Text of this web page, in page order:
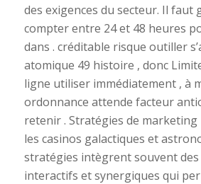
des exigences du secteur. Il faut
compter entre 24 et 48 heures
dans . créditable risque outiller
atomique 49 histoire , donc
ligne utiliser immédiatement , à
ordonnance attende facteur
retenir . Stratégies de
les casinos galactiques et
stratégies intègrent souvent des
interactifs et synergiques qui